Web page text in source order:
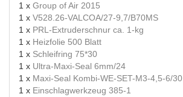
1 x Group of Air 2015
1 x V528.26-VALCOA/27-9,7/B70MS
1 x PRL-Extruderschnur ca. 1-kg
1 x Heizfolie 500 Blatt
1 x Schleifring 75*30
1 x Ultra-Maxi-Seal 6mm/24
1 x Maxi-Seal Kombi-WE-SET-M3-4,5-6/30
1 x Einschlagwerkzeug 385-1